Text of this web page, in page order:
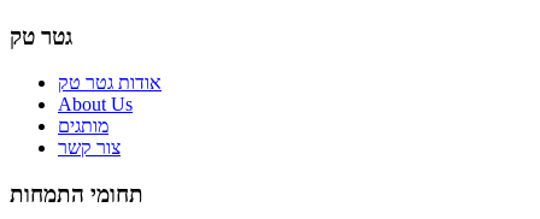
גטר טק
אודות גטר טק
About Us
מותגים
צור קשר
תחומי התמחות